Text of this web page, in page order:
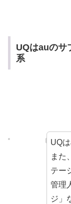
UQはauのサ
系
UQ
また
テー
管理
ジ」